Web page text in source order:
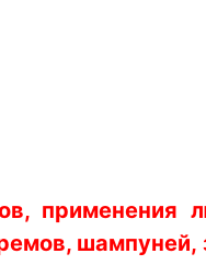
применения
шампуней,